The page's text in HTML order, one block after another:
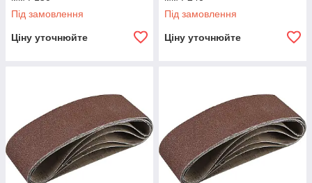
Під замовлення
Ціну уточнюйте
Під замовлення
Ціну уточнюйте